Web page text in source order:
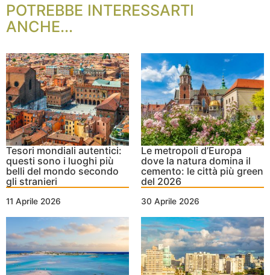
POTREBBE INTERESSARTI
ANCHE...
Tesori mondiali autentici:
questi sono i luoghi più
belli del mondo secondo
gli stranieri
11 Aprile 2026
Le metropoli d’Europa
dove la natura domina il
cemento: le città più green
del 2026
30 Aprile 2026